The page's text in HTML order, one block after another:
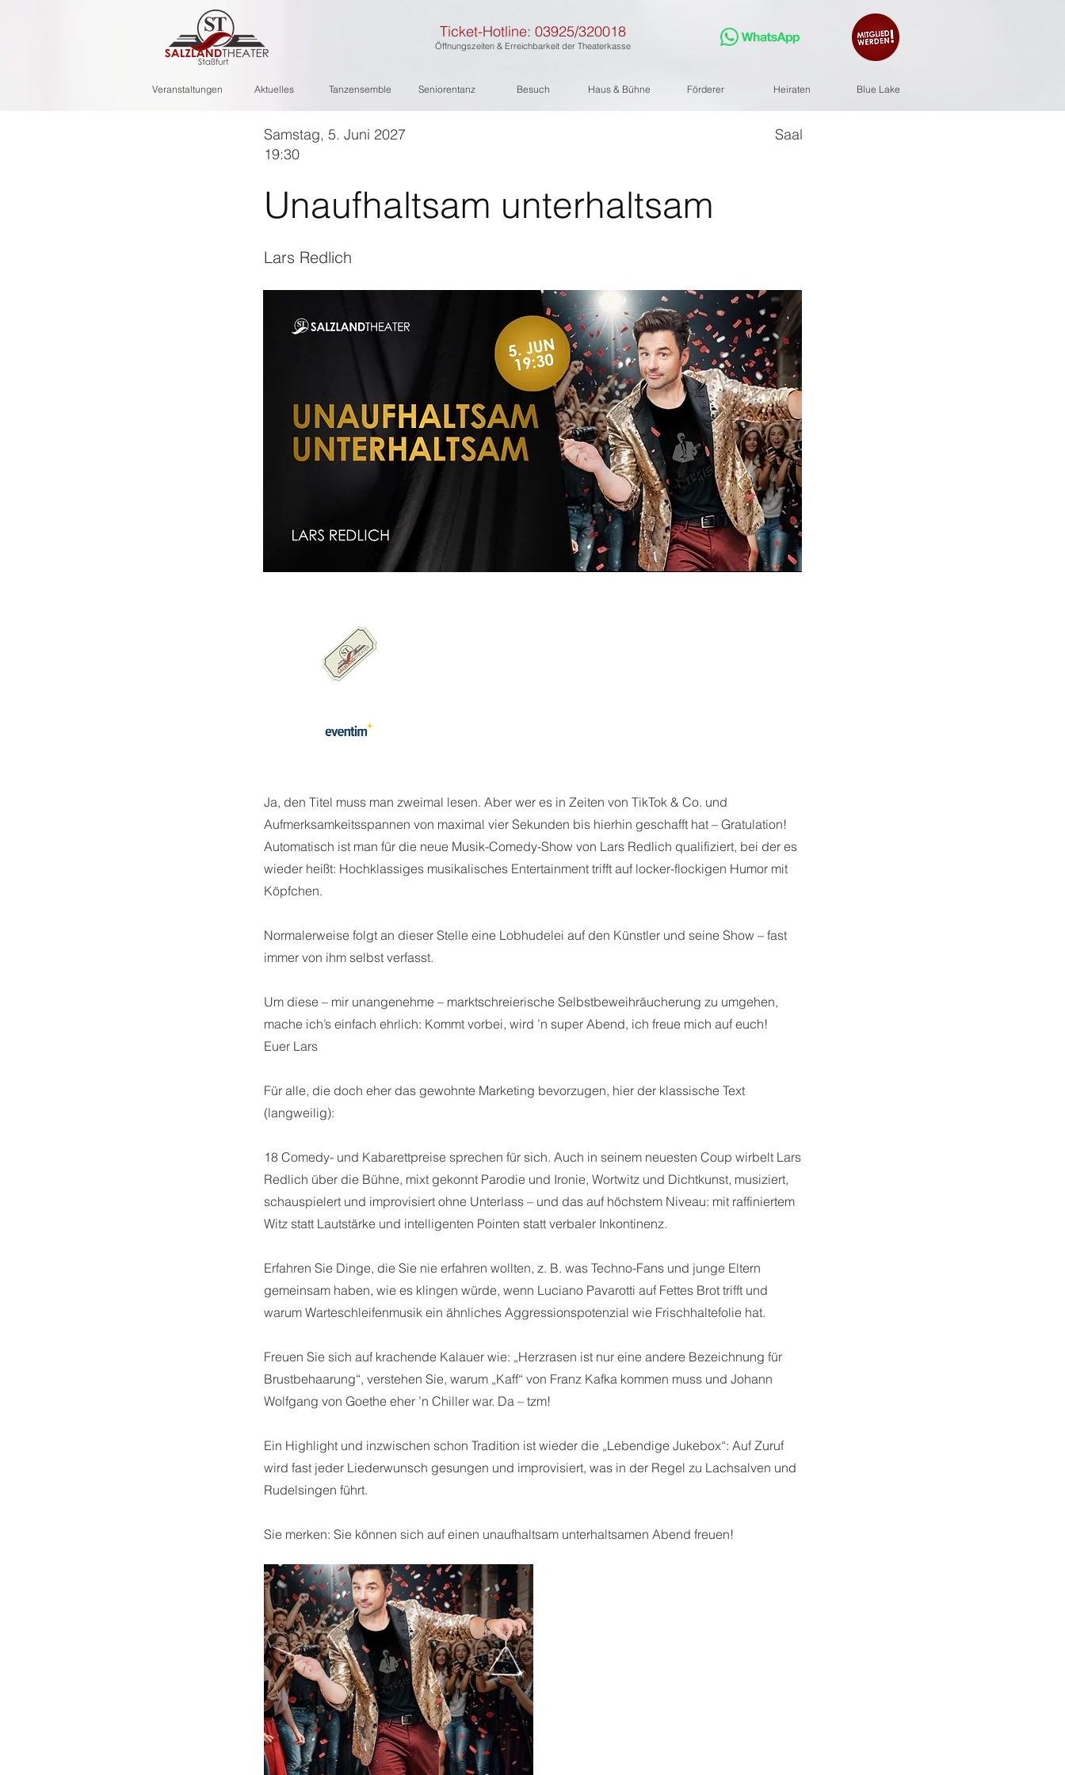
Ticket-Hotline: 03925/320018
Öffnungszeiten & Erreichbarkeit der Theaterkasse
Veranstaltungen Aktuelles Tanzensemble Seniorentanz Besuch Haus & Bühne Förderer Heiraten Blue Lake
Samstag, 5. Juni 2027
Saal
19:30
Unaufhaltsam unterhaltsam
Lars Redlich
Ja, den Titel muss man zweimal lesen. Aber wer es in Zeiten von TikTok & Co. und
Aufmerksamkeitsspannen von maximal vier Sekunden bis hierhin geschafft hat – Gratulation!
Automatisch ist man für die neue Musik-Comedy-Show von Lars Redlich qualifiziert, bei der es
wieder heißt: Hochklassiges musikalisches Entertainment trifft auf locker-flockigen Humor mit
Köpfchen.
Normalerweise folgt an dieser Stelle eine Lobhudelei auf den Künstler und seine Show – fast
immer von ihm selbst verfasst.
Um diese – mir unangenehme – marktschreierische Selbstbeweihräucherung zu umgehen,
mache ich’s einfach ehrlich: Kommt vorbei, wird ’n super Abend, ich freue mich auf euch!
Euer Lars
Für alle, die doch eher das gewohnte Marketing bevorzugen, hier der klassische Text
(langweilig):
18 Comedy- und Kabarettpreise sprechen für sich. Auch in seinem neuesten Coup wirbelt Lars
Redlich über die Bühne, mixt gekonnt Parodie und Ironie, Wortwitz und Dichtkunst, musiziert,
schauspielert und improvisiert ohne Unterlass – und das auf höchstem Niveau: mit raffiniertem
Witz statt Lautstärke und intelligenten Pointen statt verbaler Inkontinenz.
Erfahren Sie Dinge, die Sie nie erfahren wollten, z. B. was Techno-Fans und junge Eltern
gemeinsam haben, wie es klingen würde, wenn Luciano Pavarotti auf Fettes Brot trifft und
warum Warteschleifenmusik ein ähnliches Aggressionspotenzial wie Frischhaltefolie hat.
Freuen Sie sich auf krachende Kalauer wie: „Herzrasen ist nur eine andere Bezeichnung für
Brustbehaarung“, verstehen Sie, warum „Kaff“ von Franz Kafka kommen muss und Johann
Wolfgang von Goethe eher ’n Chiller war. Da – tzm!
Ein Highlight und inzwischen schon Tradition ist wieder die „Lebendige Jukebox“: Auf Zuruf
wird fast jeder Liederwunsch gesungen und improvisiert, was in der Regel zu Lachsalven und
Rudelsingen führt.
Sie merken: Sie können sich auf einen unaufhaltsam unterhaltsamen Abend freuen!